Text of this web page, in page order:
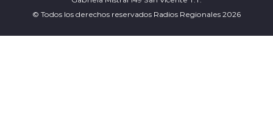
© Todos los derechos reservados Radios Regionales 2026